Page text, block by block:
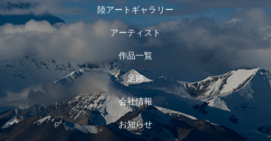
陸アートギャラリー
アーティスト
作品一覧
足跡
会社情報
お知らせ